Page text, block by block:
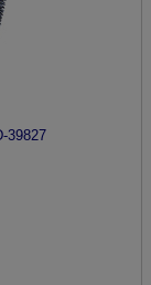
39827